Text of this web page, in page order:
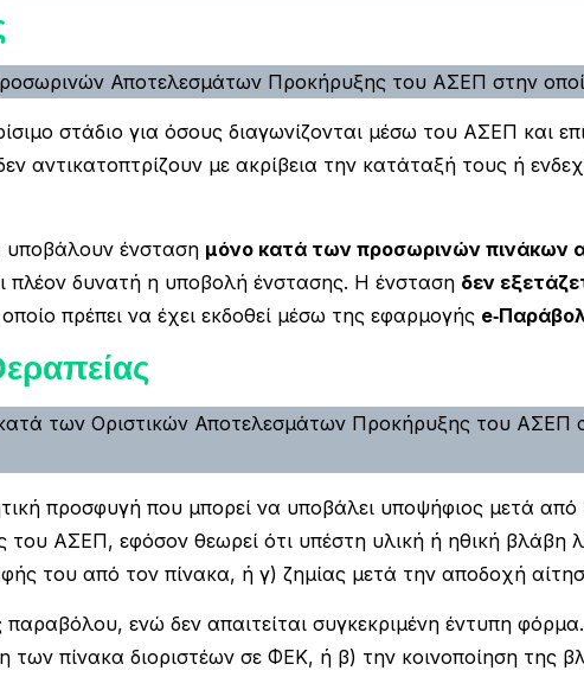
Αποτελεσμάτων Προκήρυξης του ΑΣΕΠ στην
στάδιο για όσους διαγωνίζονται μέσω του ΑΣΕΠ και
αντικατοπτρίζουν με ακρίβεια την κατάταξή τους ή
υποβάλουν ένσταση μόνο κατά των προσωρινών πινάκων
πλέον δυνατή η υποβολή ένστασης. Η ένσταση δεν
πρέπει να έχει εκδοθεί μέσω της εφαρμογής
των Οριστικών Αποτελεσμάτων Προκήρυξης του ΑΣΕΠ
προσφυγή που μπορεί να υποβάλει υποψήφιος μετά
ΑΣΕΠ, εφόσον θεωρεί ότι υπέστη υλική ή ηθική βλάβη
του από τον πίνακα, ή γ) ζημίας μετά την αποδοχή
ενώ δεν απαιτείται συγκεκριμένη έντυπη
των πίνακα διοριστέων σε ΦΕΚ, ή β) την κοινοποίηση της